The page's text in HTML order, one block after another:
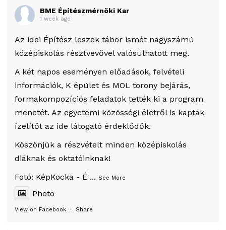
BME Építészmérnöki Kar
1 week ago
Az idei Építész leszek tábor ismét nagyszámú
középiskolás résztvevővel valósulhatott meg.
A két napos eseményen előadások, felvételi
információk, K épület és MOL torony bejárás,
formakompozíciós feladatok tették ki a program
menetét. Az egyetemi közösségi életről is kaptak
ízelítőt az ide látogató érdeklődők.
Köszönjük a részvételt minden középiskolás
diáknak és oktatóinknak!
Fotó: KépKocka - É ... See More
Photo
View on Facebook · Share